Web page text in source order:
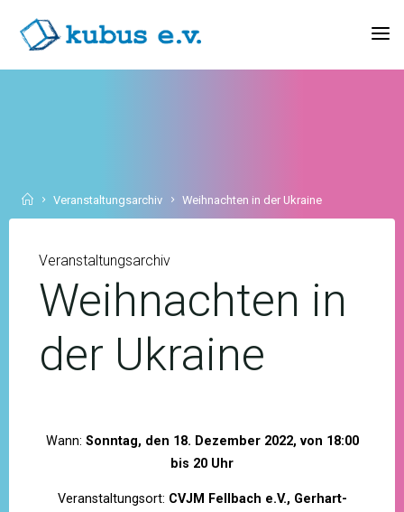
content
HomeVeranstaltungsarchiv Weihnachten in der Ukraine
Veranstaltungsarchiv
Weihnachten in
der Ukraine
Wann: Sonntag, den 18. Dezember 2022, von 18:00
bis 20 Uhr
Veranstaltungsort: CVJM Fellbach e.V., Gerhart-